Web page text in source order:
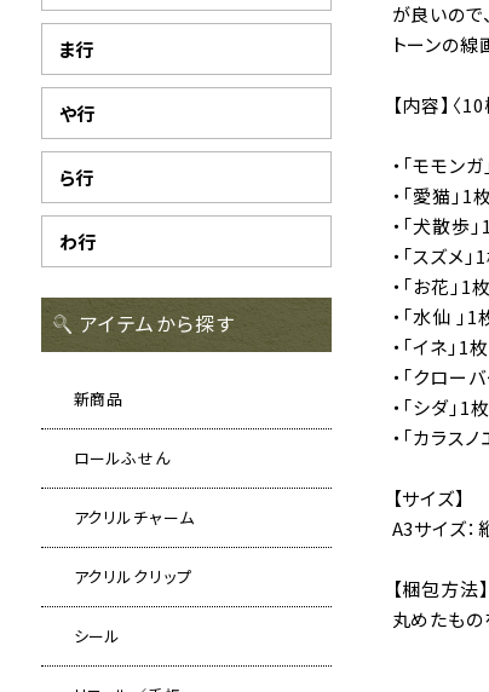
ま行
や行
ら行
わ行
アイテムから探す
新商品
ロールふせん
アクリルチャーム
アクリルクリップ
シール
が良いので
トーンの線
【内容】〈
・「モモン
・「愛猫」1
・「犬散歩
・「スズメ」
・「お花」1枚
・「水仙 」1
・「イネ」1枚
・「クロー
・「シダ」1枚
・「カラス
【サイズ】
A3サイズ
【梱包方法】
丸めたもの